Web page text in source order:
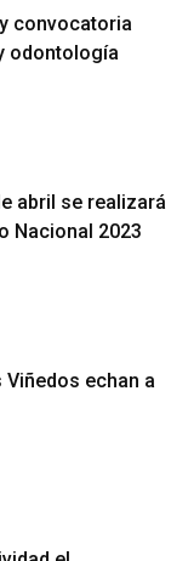
convocatoria
odontología
abril se realizará
Nacional 2023
echan a